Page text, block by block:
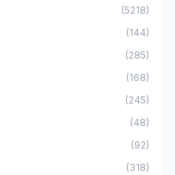
(5218)
(144)
(285)
(168)
(245)
(48)
(92)
(318)